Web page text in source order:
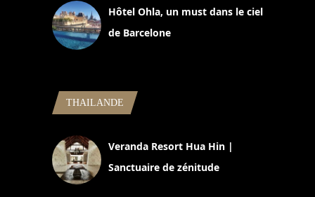
Hôtel Ohla, un must dans le ciel
de Barcelone
THAILANDE
Veranda Resort Hua Hin |
Sanctuaire de zénitude